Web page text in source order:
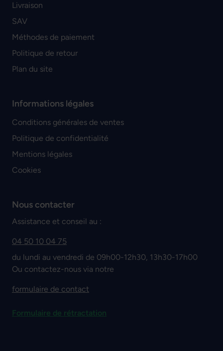
Livraison
SAV
Méthodes de paiement
Politique de retour
Plan du site
Informations légales
Conditions générales de ventes
Politique de confidentialité
Mentions légales
Cookies
Nous contacter
Assistance et conseil au :
04 50 10 04 75
du lundi au vendredi de 09h00-12h30, 13h30-17h00
Ou contactez-nous via notre
formulaire de contact
Formulaire de rétractation